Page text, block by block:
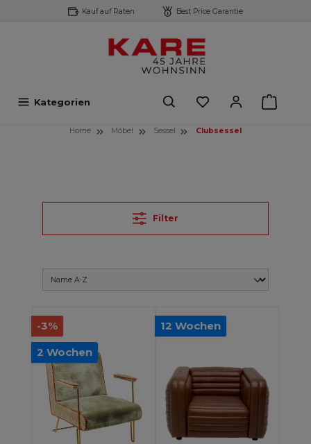
springen Kauf auf Raten Best Price Garantie
Kategorien
Home Möbel Sessel Clubsessel
Filter
-3%
2 Wochen
12 Wochen